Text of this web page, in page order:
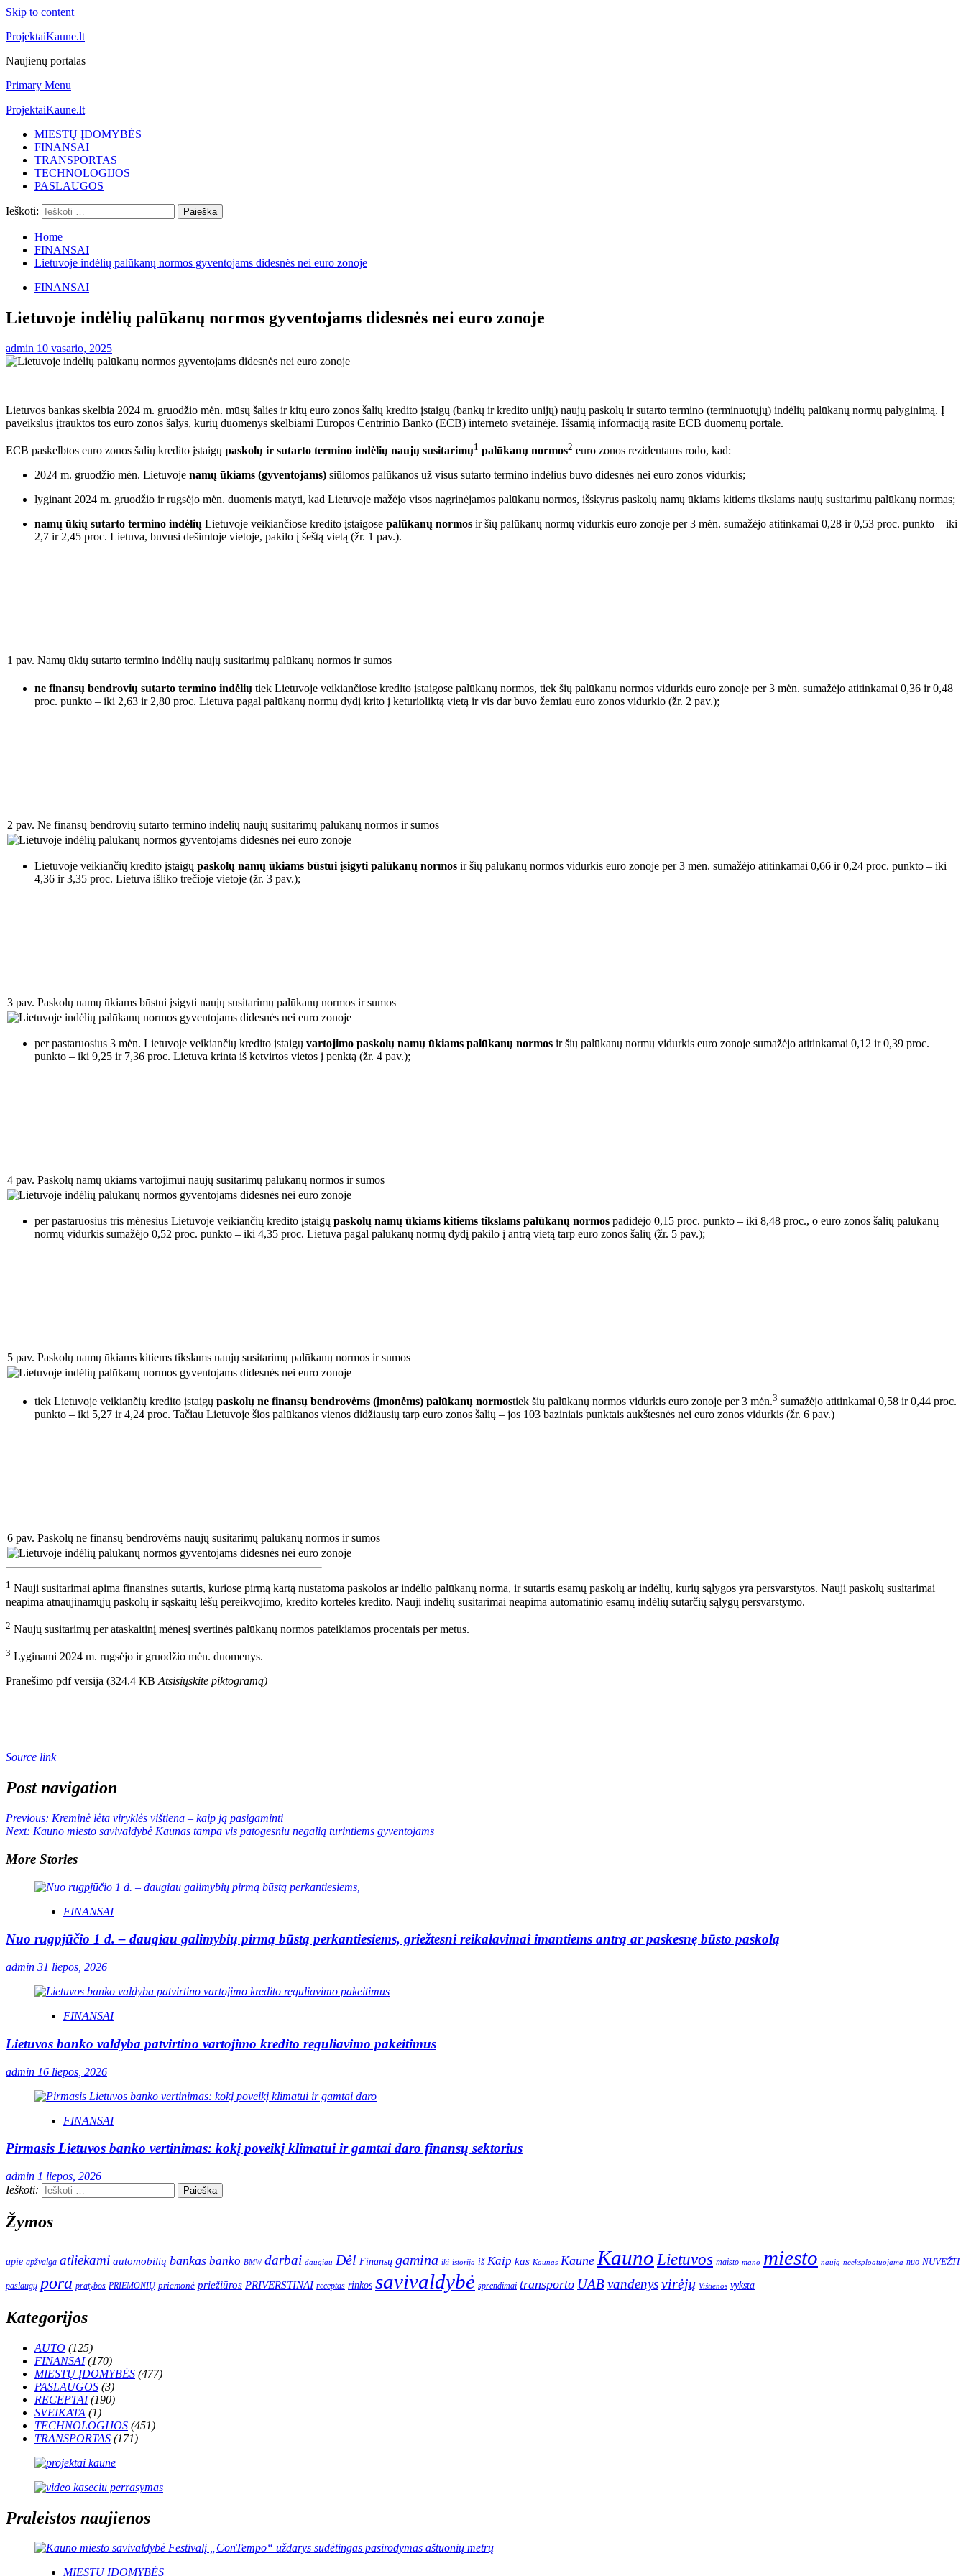
Skip to content
ProjektaiKaune.lt
Naujienų portalas
Primary Menu
ProjektaiKaune.lt
MIESTŲ ĮDOMYBĖS
FINANSAI
TRANSPORTAS
TECHNOLOGIJOS
PASLAUGOS
Ieškoti:
Home
FINANSAI
Lietuvoje indėlių palūkanų normos gyventojams didesnės nei euro zonoje
FINANSAI
Lietuvoje indėlių palūkanų normos gyventojams didesnės nei euro zonoje
admin 10 vasario, 2025
Lietuvos bankas skelbia 2024 m. gruodžio mėn. mūsų šalies ir kitų euro zonos šalių kredito įstaigų (bankų ir kredito unijų) naujų paskolų ir sutarto termino (terminuotųjų) indėlių palūkanų normų palyginimą. Į
paveikslus įtrauktos tos euro zonos šalys, kurių duomenys skelbiami Europos Centrinio Banko (ECB) interneto svetainėje. Išsamią informaciją rasite ECB duomenų portale.
ECB paskelbtos euro zonos šalių kredito įstaigų paskolų ir sutarto termino indėlių naujų susitarimų1 palūkanų normos2 euro zonos rezidentams rodo, kad:
2024 m. gruodžio mėn. Lietuvoje namų ūkiams (gyventojams) siūlomos palūkanos už visus sutarto termino indėlius buvo didesnės nei euro zonos vidurkis;
lyginant 2024 m. gruodžio ir rugsėjo mėn. duomenis matyti, kad Lietuvoje mažėjo visos nagrinėjamos palūkanų normos, išskyrus paskolų namų ūkiams kitiems tikslams naujų susitarimų palūkanų normas;
namų ūkių sutarto termino indėlių Lietuvoje veikiančiose kredito įstaigose palūkanų normos ir šių palūkanų normų vidurkis euro zonoje per 3 mėn. sumažėjo atitinkamai 0,28 ir 0,53 proc. punkto – iki
2,7 ir 2,45 proc. Lietuva, buvusi dešimtoje vietoje, pakilo į šeštą vietą (žr. 1 pav.).
1 pav. Namų ūkių sutarto termino indėlių naujų susitarimų palūkanų normos ir sumos
ne finansų bendrovių sutarto termino indėlių tiek Lietuvoje veikiančiose kredito įstaigose palūkanų normos, tiek šių palūkanų normos vidurkis euro zonoje per 3 mėn. sumažėjo atitinkamai 0,36 ir 0,48
proc. punkto – iki 2,63 ir 2,80 proc. Lietuva pagal palūkanų normų dydį krito į keturioliktą vietą ir vis dar buvo žemiau euro zonos vidurkio (žr. 2 pav.);
2 pav. Ne finansų bendrovių sutarto termino indėlių naujų susitarimų palūkanų normos ir sumos
Lietuvoje veikiančių kredito įstaigų paskolų namų ūkiams būstui įsigyti palūkanų normos ir šių palūkanų normos vidurkis euro zonoje per 3 mėn. sumažėjo atitinkamai 0,66 ir 0,24 proc. punkto – iki
4,36 ir 3,35 proc. Lietuva išliko trečioje vietoje (žr. 3 pav.);
3 pav. Paskolų namų ūkiams būstui įsigyti naujų susitarimų palūkanų normos ir sumos
per pastaruosius 3 mėn. Lietuvoje veikiančių kredito įstaigų vartojimo paskolų namų ūkiams palūkanų normos ir šių palūkanų normų vidurkis euro zonoje sumažėjo atitinkamai 0,12 ir 0,39 proc.
punkto – iki 9,25 ir 7,36 proc. Lietuva krinta iš ketvirtos vietos į penktą (žr. 4 pav.);
4 pav. Paskolų namų ūkiams vartojimui naujų susitarimų palūkanų normos ir sumos
per pastaruosius tris mėnesius Lietuvoje veikiančių kredito įstaigų paskolų namų ūkiams kitiems tikslams palūkanų normos padidėjo 0,15 proc. punkto – iki 8,48 proc., o euro zonos šalių palūkanų
normų vidurkis sumažėjo 0,52 proc. punkto – iki 4,35 proc. Lietuva pagal palūkanų normų dydį pakilo į antrą vietą tarp euro zonos šalių (žr. 5 pav.);
5 pav. Paskolų namų ūkiams kitiems tikslams naujų susitarimų palūkanų normos ir sumos
tiek Lietuvoje veikiančių kredito įstaigų paskolų ne finansų bendrovėms (įmonėms) palūkanų normostiek šių palūkanų normos vidurkis euro zonoje per 3 mėn.3 sumažėjo atitinkamai 0,58 ir 0,44 proc.
punkto – iki 5,27 ir 4,24 proc. Tačiau Lietuvoje šios palūkanos vienos didžiausių tarp euro zonos šalių – jos 103 baziniais punktais aukštesnės nei euro zonos vidurkis (žr. 6 pav.)
6 pav. Paskolų ne finansų bendrovėms naujų susitarimų palūkanų normos ir sumos
1 Nauji susitarimai apima finansines sutartis, kuriose pirmą kartą nustatoma paskolos ar indėlio palūkanų norma, ir sutartis esamų paskolų ar indėlių, kurių sąlygos yra persvarstytos. Nauji paskolų susitarimai
neapima atnaujinamųjų paskolų ir sąskaitų lėšų pereikvojimo, kredito kortelės kredito. Nauji indėlių susitarimai neapima automatinio esamų indėlių sutarčių sąlygų persvarstymo.
2 Naujų susitarimų per ataskaitinį mėnesį svertinės palūkanų normos pateikiamos procentais per metus.
3 Lyginami 2024 m. rugsėjo ir gruodžio mėn. duomenys.
Pranešimo pdf versija (324.4 KBAtsisiųskite piktogramą)
Source link
Post navigation
Previous: Kreminė lėta viryklės vištiena – kaip ją pasigaminti
Next: Kauno miesto savivaldybė Kaunas tampa vis patogesniu negalią turintiems gyventojams
More Stories
FINANSAI
Nuo rugpjūčio 1 d. – daugiau galimybių pirmą būstą perkantiesiems, griežtesni reikalavimai imantiems antrą ar paskesnę būsto paskolą
admin 31 liepos, 2026
FINANSAI
Lietuvos banko valdyba patvirtino vartojimo kredito reguliavimo pakeitimus
admin 16 liepos, 2026
FINANSAI
Pirmasis Lietuvos banko vertinimas: kokį poveikį klimatui ir gamtai daro finansų sektorius
admin 1 liepos, 2026
Ieškoti:
Žymos
apie apžvalga atliekami automobilių bankas banko BMW darbai daugiau Dėl Finansų gamina iki istorija iš Kaip kas Kaunas Kaune Kauno Lietuvos maisto mano miesto naują neeksploatuojama nuo NUVEŽTI
paslaugų pora pratybos PRIEMONIŲ priemonė priežiūros PRIVERSTINAI receptas rinkos savivaldybė sprendimai transporto UABvandenysvirėjų Vištienos vyksta
Kategorijos
AUTO (125)
FINANSAI(170)
MIESTŲ ĮDOMYBĖS (477)
PASLAUGOS (3)
RECEPTAI(190)
SVEIKATA (1)
TECHNOLOGIJOS (451)
TRANSPORTAS (171)
Praleistos naujienos
MIESTŲ ĮDOMYBĖS